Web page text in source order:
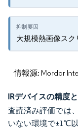
大規模熱画像ス
情報源: Mordor
IRデバイスの精度
査読済み評価では
いない環境で±1℃